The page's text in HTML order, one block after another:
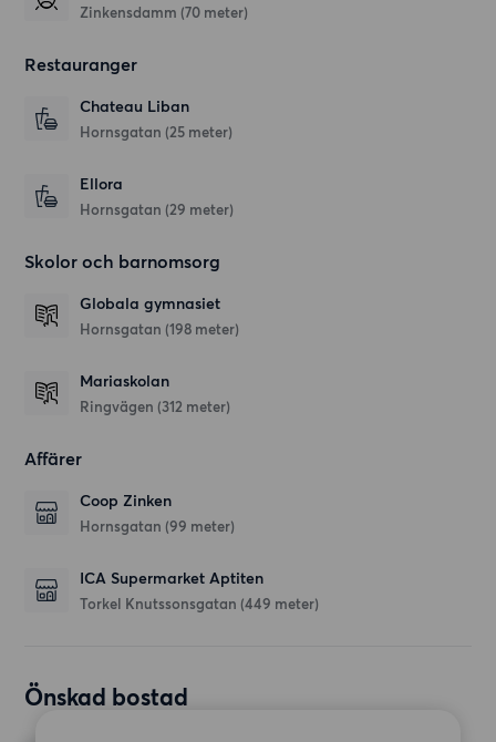
Zinkensdamm (70 meter)
Restauranger
Chateau Liban
Hornsgatan (25 meter)
Ellora
Hornsgatan (29 meter)
Skolor och barnomsorg
Globala gymnasiet
Hornsgatan (198 meter)
Mariaskolan
Ringvägen (312 meter)
Affärer
Coop Zinken
Hornsgatan (99 meter)
ICA Supermarket Aptiten
Torkel Knutssonsgatan (449 meter)
Önskad bostad